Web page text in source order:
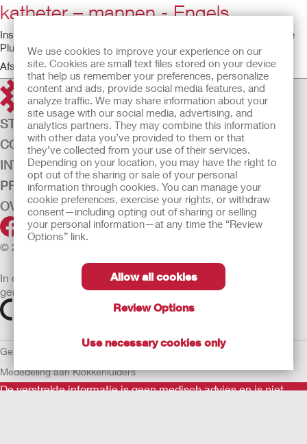
We use cookies to improve your experience on our
site. Cookies are small text files stored on your device
that help us remember your preferences, personalize
content and ads, provide social media features, and
analyze traffic. We may share information about your
site usage with our social media, advertising, and
analytics partners. They may combine this information
with other data you’ve provided to them or that
they’ve collected from your use of their services.
Depending on your location, you may have the right to
opt out of the sharing or sale of your personal
information through cookies. You can manage your
cookie preferences, exercise your rights, or withdraw
consent—including opting out of sharing or selling
your personal information—at any time the “Review
Options” link.
Allow all cookies
Review Options
Use necessary cookies only
katheter – mannen - Engels
Instructievideo voor het gebruik van de intermitterende Advance
Plus-katheter met behulp van een mannelijk anatomisch model.
Afspeeltijd: 5:02
STOMAZORG
CONTINENTIEZORG
INTENSIEVE ZORG
PRODUCTEN
OVER ONS
© 2026 Hollister Incorporated
In de EU verkochte medische hulpmiddelen dienen
gemarkeerd te zijn met een van de volgende symbolen
Gebruiksvoorwaarden Privacybeleid Gebruik van cookies
Mededeling aan Klokkenluiders
De verstrekte informatie is geen medisch advies en is niet